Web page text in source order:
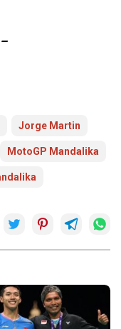
Jorge Martin
MotoGP Mandalika